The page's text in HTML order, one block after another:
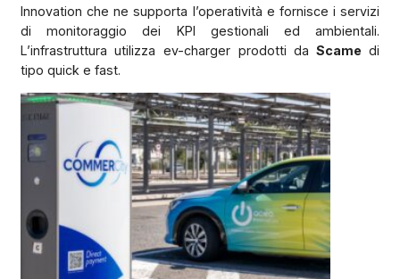
Innovation che ne supporta l’operatività e fornisce i servizi
di monitoraggio dei KPI gestionali ed ambientali.
L’infrastruttura utilizza ev-charger prodotti da Scame di
tipo quick e fast.